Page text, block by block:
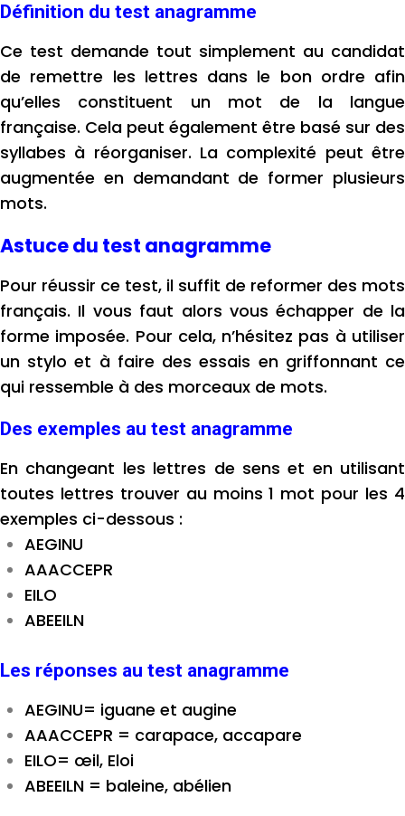
Définition du test anagramme
Ce test demande tout simplement au candidat
de remettre les lettres dans le bon ordre afin
qu’elles constituent un mot de la langue
française. Cela peut également être basé sur des
syllabes à réorganiser. La complexité peut être
augmentée en demandant de former plusieurs
mots.
Astuce du test anagramme
Pour réussir ce test, il suffit de reformer des mots
français. Il vous faut alors vous échapper de la
forme imposée. Pour cela, n’hésitez pas à utiliser
un stylo et à faire des essais en griffonnant ce
qui ressemble à des morceaux de mots.
Des exemples au test anagramme
En changeant les lettres de sens et en utilisant
toutes lettres trouver au moins 1 mot pour les 4
exemples ci-dessous :
AEGINU
AAACCEPR
EILO
ABEEILN
Les réponses au test anagramme
AEGINU= iguane et augine
AAACCEPR = carapace, accapare
EILO= œil, Eloi
ABEEILN = baleine, abélien